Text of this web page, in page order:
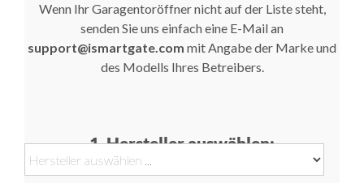
Wenn Ihr Garagentoröffner nicht auf der Liste steht,
senden Sie uns einfach eine E-Mail an
support@ismartgate.com mit Angabe der Marke und
des Modells Ihres Betreibers.
1. Hersteller auswählen: